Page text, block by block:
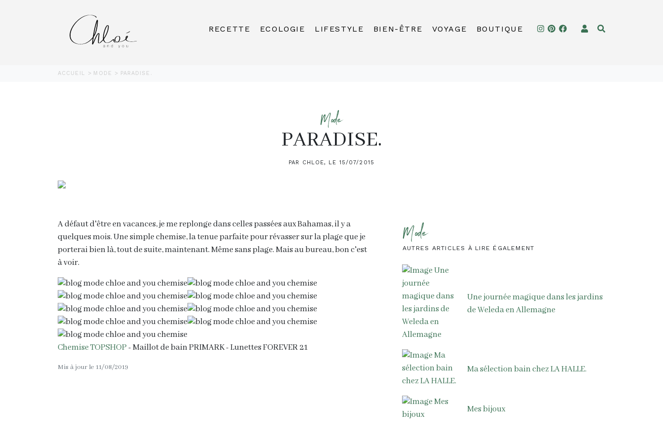
RECETTE ECOLOGIE LIFESTYLE BIEN-ÊTRE VOYAGE BOUTIQUE
ACCUEIL MODE PARADISE.
Mode
PARADISE.
PAR CHLOE, LE 15/07/2015
A défaut d'être en vacances, je me replonge dans celles passées aux Bahamas, il y a
quelques mois. Une simple chemise, la tenue parfaite pour révasser sur la plage que je
porterai bien là, tout de suite, maintenant. Même sans plage. Mais au bureau, bon c'est
à voir.
Chemise TOPSHOP- Maillot de bain PRIMARK - Lunettes FOREVER 21
Mis à jour le 11/08/2019
Mode
AUTRES ARTICLES À LIRE ÉGALEMENT
Une journée magique dans les jardins
de Weleda en Allemagne
Ma sélection bain chez LA HALLE.
Mes bijoux